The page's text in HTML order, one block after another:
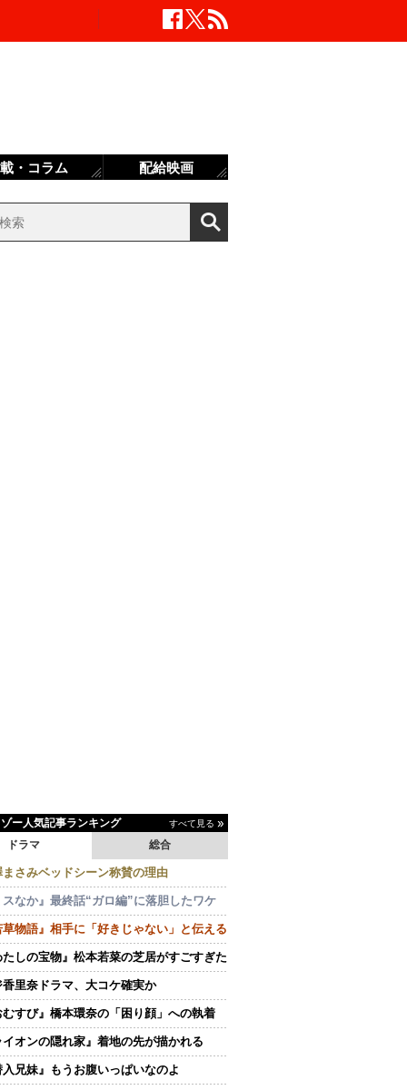
ー人気記事ランキング すべて見る
ドラマ 総合
まさみベッドシーン称賛の理由
スなか』最終話“ガロ編”に落胆したワケ
草物語』相手に「好きじゃない」と伝える
たしの宝物』松本若菜の芝居がすごすぎた
香里奈ドラマ、大コケ確実か
むすび』橋本環奈の「困り顔」への執着
イオンの隠れ家』着地の先が描かれる
入兄妹』もうお腹いっぱいなのよ
・コラム 配給映画